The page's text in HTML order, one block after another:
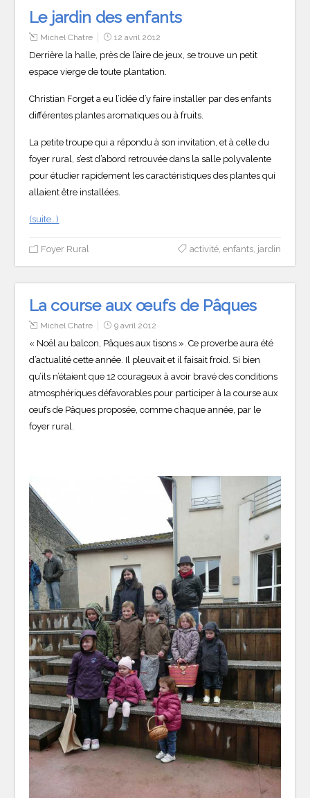
Le jardin des enfants
Michel Chatre 12 avril 2012
Derrière la halle, près de l’aire de jeux, se trouve un petit
espace vierge de toute plantation.
Christian Forget a eu l’idée d’y faire installer par des enfants
différentes plantes aromatiques ou à fruits.
La petite troupe qui a répondu à son invitation, et à celle du
foyer rural, s’est d’abord retrouvée dans la salle polyvalente
pour étudier rapidement les caractéristiques des plantes qui
allaient être installées.
(suite…)
Foyer Rural activité, enfants, jardin
La course aux œufs de Pâques
Michel Chatre 9 avril 2012
« Noël au balcon, Pâques aux tisons ». Ce proverbe aura été
d’actualité cette année. Il pleuvait et il faisait froid. Si bien
qu’ils n’étaient que 12 courageux à avoir bravé des conditions
atmosphériques défavorables pour participer à la course aux
œufs de Pâques proposée, comme chaque année, par le
foyer rural.